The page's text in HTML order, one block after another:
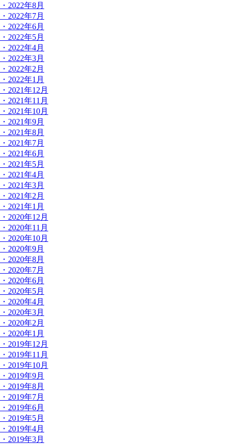
・2022年8月
・2022年7月
・2022年6月
・2022年5月
・2022年4月
・2022年3月
・2022年2月
・2022年1月
・2021年12月
・2021年11月
・2021年10月
・2021年9月
・2021年8月
・2021年7月
・2021年6月
・2021年5月
・2021年4月
・2021年3月
・2021年2月
・2021年1月
・2020年12月
・2020年11月
・2020年10月
・2020年9月
・2020年8月
・2020年7月
・2020年6月
・2020年5月
・2020年4月
・2020年3月
・2020年2月
・2020年1月
・2019年12月
・2019年11月
・2019年10月
・2019年9月
・2019年8月
・2019年7月
・2019年6月
・2019年5月
・2019年4月
・2019年3月